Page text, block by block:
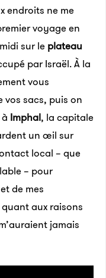
endroits ne me
voyage en
sur le plateau
par Israël. À la
vous
vos sacs, puis on
Imphal, la capitale
un œil sur
local – que
– pour
de mes
aux raisons
jamais